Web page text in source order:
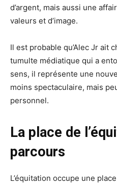
d’argent, mais aussi une
valeurs et d’image.
Il est probable qu’Alec Jr ait
tumulte médiatique qui a
sens, il représente une
moins spectaculaire, mais
personnel.
La place de
parcours
L’équitation occupe une